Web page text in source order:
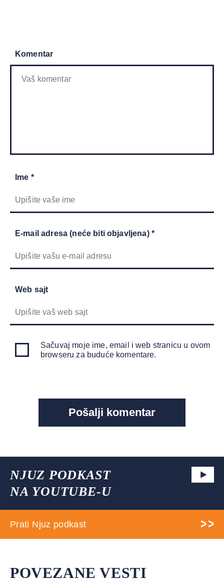
Komentar
Ime *
E-mail adresa (neće biti objavljena) *
Web sajt
Sačuvaj moje ime, email i web stranicu u ovom
browseru za buduće komentare.
NJUZ PODKAST
NA YOUTUBE-U
Prati Njuz podkast
POVEZANE VESTI